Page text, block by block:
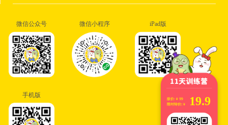
19.9
微信公众号 微信小程序 iPad版
手机版